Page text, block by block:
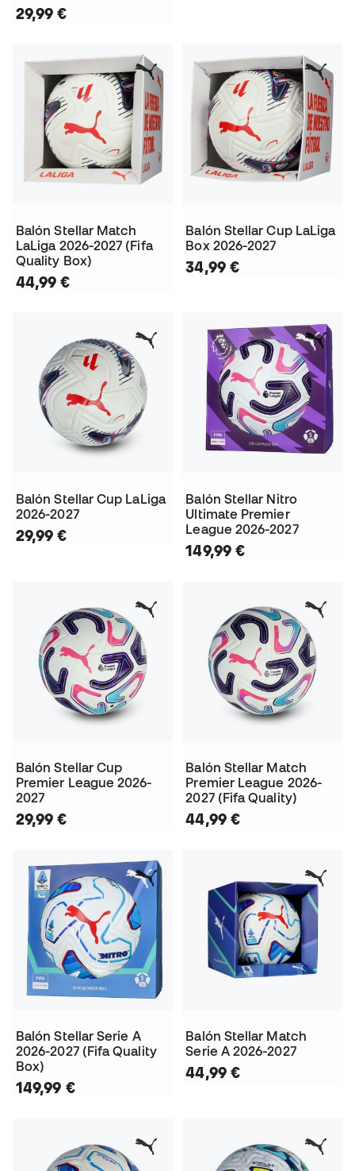
29,99 €
Balón Stellar Match
LaLiga 2026-2027 (Fifa
Quality Box)
44,99 €
Balón Stellar Cup LaLiga
Box 2026-2027
34,99 €
Balón Stellar Cup LaLiga
2026-2027
29,99 €
Balón Stellar Nitro
Ultimate Premier
League 2026-2027
149,99 €
Balón Stellar Cup
Premier League 2026-
2027
29,99 €
Balón Stellar Match
Premier League 2026-
2027 (Fifa Quality)
44,99 €
Balón Stellar Serie A
2026-2027 (Fifa Quality
Box)
149,99 €
Balón Stellar Match
Serie A 2026-2027
44,99 €